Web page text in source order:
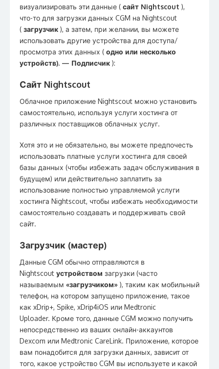
визуализировать эти данные ( сайт Nightscout ),
что-то для загрузки данных CGM на Nightscout
( загрузчик ), а затем, при желании, вы можете
использовать другие устройства для доступа/
просмотра этих данных ( одно или несколько
устройств). — Подписчик ):
Сайт Nightscout
Облачное приложение Nightscout можно установить
самостоятельно, используя услуги хостинга от
различных поставщиков облачных услуг.
Хотя это и не обязательно, вы можете предпочесть
использовать платные услуги хостинга для своей
базы данных (чтобы избежать задач обслуживания в
будущем) или действительно заплатить за
использование полностью управляемой услуги
хостинга Nightscout, чтобы избежать необходимости
самостоятельно создавать и поддерживать свой
сайт.
Загрузчик (мастер)
Данные CGM обычно отправляются в
Nightscout устройством загрузки (часто
называемым «загрузчиком» ), таким как мобильный
телефон, на котором запущено приложение, такое
как xDrip+, Spike, xDrip4iOS или Medtronic
Uploader. Кроме того, данные CGM можно получить
непосредственно из ваших онлайн-аккаунтов
Dexcom или Medtronic CareLink. Приложение, которое
вам понадобится для загрузки данных, зависит от
того, какое устройство CGM вы используете и какой